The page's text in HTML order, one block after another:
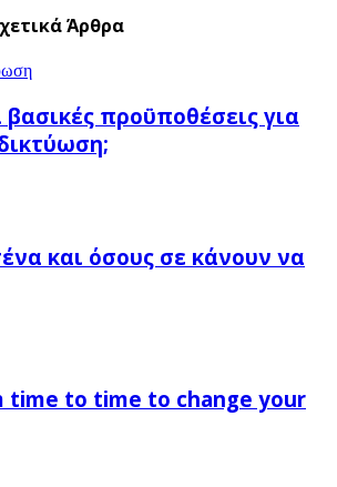
Άρθρα
βασικές προϋποθέσεις για
και όσους σε κάνουν να
time to time to change your